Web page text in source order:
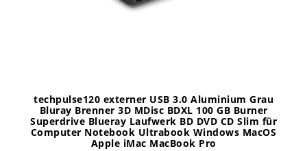
techpulse120 externer USB 3.0 Aluminium Grau
Bluray Brenner 3D MDisc BDXL 100 GB Burner
Superdrive Blueray Laufwerk BD DVD CD Slim für
Computer Notebook Ultrabook Windows MacOS
Apple iMac MacBook Pro